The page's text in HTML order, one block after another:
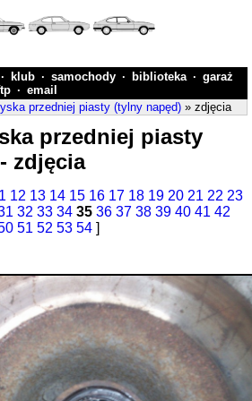
· klub · samochody · biblioteka · garaż
· email
przedniej piasty (tylny napęd) » zdjęcia
przedniej piasty
zdjęcia
12 13 14 15 16 17 18 19 20 21 22 23
32 33 34 35 36 37 38 39 40 41 42
51 52 53 54 ]